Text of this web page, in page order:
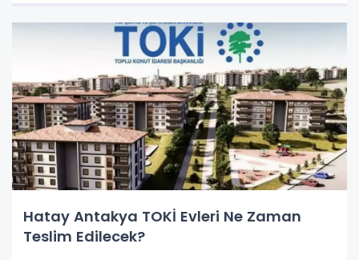
Hatay Antakya TOKİ Evleri Ne Zaman
Teslim Edilecek?